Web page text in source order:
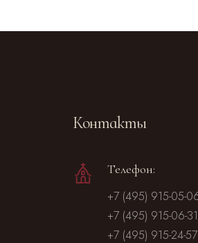
Контакты
Телефон:
+7 (495) 915-05-
+7 (495) 915-06-31
+7 (495) 915-24-57